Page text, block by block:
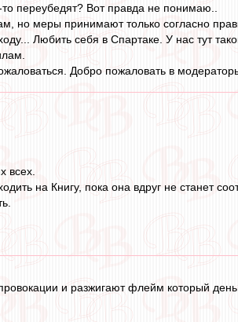
переубедят? Вот правда не понимаю..
но меры принимают только согласно
Любить себя в Спартаке. У нас тут
Добро пожаловать в
всех.
на Книгу, пока она вдруг не станет
и разжигают флейм который день.